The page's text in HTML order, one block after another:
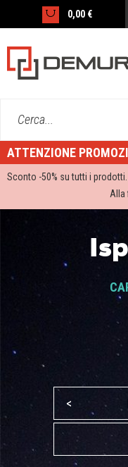
0,00 €
Cerca...
ATTENZIONE
Sconto -50% su tutti i
Alla
<